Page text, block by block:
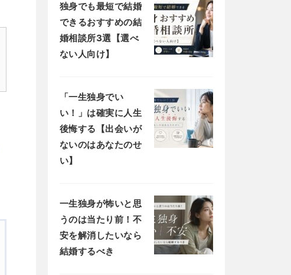
独身でも最短で結婚
できるおすすめの結
婚相談所3選【選べ
ない人向け】
「一生独身でい
い！」は確実に人生
後悔する【出会いが
ないのはあなたのせ
い】
一生独身が怖いと思
うのは当たり前！不
安を解消したいなら
結婚するべき